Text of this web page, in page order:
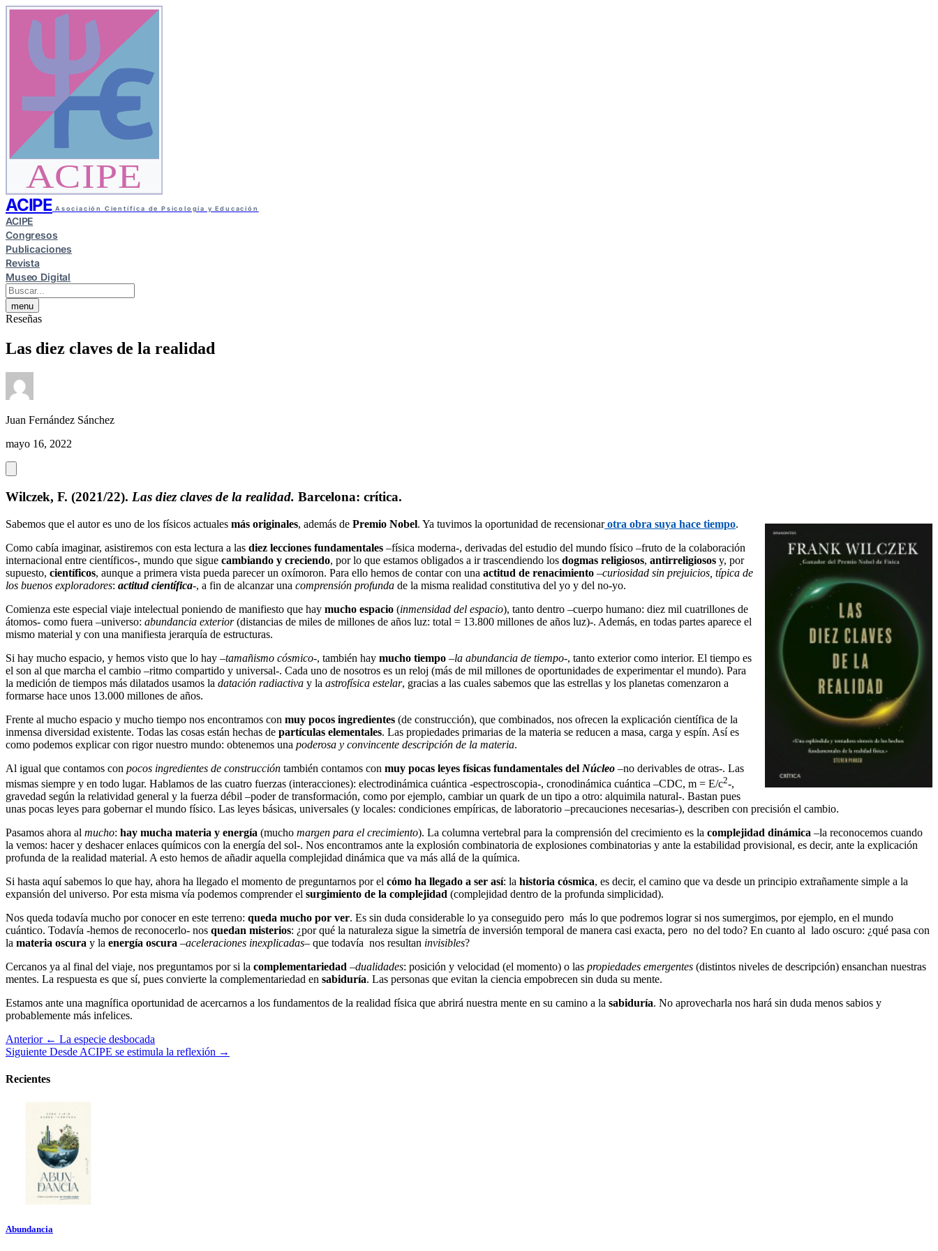
ACIPE
ACIPE Asociación Científica de Psicología y Educación
ACIPE
Congresos
Publicaciones
Revista
Museo Digital
menu
Reseñas
Las diez claves de la realidad
Juan Fernández Sánchez
mayo 16, 2022
Wilczek, F. (2021/22). Las diez claves de la realidad. Barcelona: crítica.
Sabemos que el autor es uno de los físicos actuales más originales, además de Premio Nobel. Ya tuvimos la oportunidad de recensionarotra obra suya hace tiempo.
Como cabía imaginar, asistiremos con esta lectura a las diez lecciones fundamentales –física moderna-, derivadas del estudio del mundo físico –fruto de la colaboración
internacional entre científicos-, mundo que sigue cambiando y creciendo, por lo que estamos obligados a ir trascendiendo los dogmas religiosos, antirreligiosos y, por
supuesto, científicos, aunque a primera vista pueda parecer un oxímoron. Para ello hemos de contar con una actitud de renacimiento –curiosidad sin prejuicios, típica de
los buenos exploradores: actitud científica-, a fin de alcanzar una comprensión profunda de la misma realidad constitutiva del yo y del no-yo.
Comienza este especial viaje intelectual poniendo de manifiesto que hay mucho espacio (inmensidad del espacio), tanto dentro –cuerpo humano: diez mil cuatrillones de
átomos- como fuera –universo: abundancia exterior(distancias de miles de millones de años luz: total = 13.800 millones de años luz)-. Además, en todas partes aparece el
mismo material y con una manifiesta jerarquía de estructuras.
Si hay mucho espacio, y hemos visto que lo hay –tamañismo cósmico-, también hay mucho tiempo –la abundancia de tiempo-, tanto exterior como interior. El tiempo es
el son al que marcha el cambio –ritmo compartido y universal-. Cada uno de nosotros es un reloj (más de mil millones de oportunidades de experimentar el mundo). Para
la medición de tiempos más dilatados usamos la datación radiactiva y la astrofísica estelar, gracias a las cuales sabemos que las estrellas y los planetas comenzaron a
formarse hace unos 13.000 millones de años.
Frente al mucho espacio y mucho tiempo nos encontramos con muy pocos ingredientes (de construcción), que combinados, nos ofrecen la explicación científica de la
inmensa diversidad existente. Todas las cosas están hechas de partículas elementales. Las propiedades primarias de la materia se reducen a masa, carga y espín. Así es
como podemos explicar con rigor nuestro mundo: obtenemos una poderosa y convincente descripción de la materia.
Al igual que contamos con pocos ingredientes de construcción también contamos con muy pocas leyes físicas fundamentales del Núcleo –no derivables de otras-. Las
mismas siempre y en todo lugar. Hablamos de las cuatro fuerzas (interacciones): electrodinámica cuántica -espectroscopia-, cronodinámica cuántica –CDC, m = E/c2-,
gravedad según la relatividad general y la fuerza débil –poder de transformación, como por ejemplo, cambiar un quark de un tipo a otro: alquimila natural-. Bastan pues
unas pocas leyes para gobernar el mundo físico. Las leyes básicas, universales (y locales: condiciones empíricas, de laboratorio –precauciones necesarias-), describen con precisión el cambio.
Pasamos ahora al mucho: hay mucha materia y energía (mucho margen para el crecimiento). La columna vertebral para la comprensión del crecimiento es la complejidad dinámica –la reconocemos cuando
la vemos: hacer y deshacer enlaces químicos con la energía del sol-. Nos encontramos ante la explosión combinatoria de explosiones combinatorias y ante la estabilidad provisional, es decir, ante la explicación
profunda de la realidad material. A esto hemos de añadir aquella complejidad dinámica que va más allá de la química.
Si hasta aquí sabemos lo que hay, ahora ha llegado el momento de preguntarnos por el cómo ha llegado a ser así: la historia cósmica, es decir, el camino que va desde un principio extrañamente simple a la
expansión del universo. Por esta misma vía podemos comprender el surgimiento de la complejidad (complejidad dentro de la profunda simplicidad).
Nos queda todavía mucho por conocer en este terreno: queda mucho por ver. Es sin duda considerable lo ya conseguido pero más lo que podremos lograr si nos sumergimos, por ejemplo, en el mundo
cuántico. Todavía -hemos de reconocerlo- nos quedan misterios: ¿por qué la naturaleza sigue la simetría de inversión temporal de manera casi exacta, pero no del todo? En cuanto al lado oscuro: ¿qué pasa con
la materia oscura y la energía oscura –aceleraciones inexplicadas– que todavía nos resultan invisibles?
Cercanos ya al final del viaje, nos preguntamos por si la complementariedad –dualidades: posición y velocidad (el momento) o las propiedades emergentes (distintos niveles de descripción) ensanchan nuestras
mentes. La respuesta es que sí, pues convierte la complementariedad en sabiduría. Las personas que evitan la ciencia empobrecen sin duda su mente.
Estamos ante una magnífica oportunidad de acercarnos a los fundamentos de la realidad física que abrirá nuestra mente en su camino a la sabiduría. No aprovecharla nos hará sin duda menos sabios y
probablemente más infelices.
Anterior ← La especie desbocada
Siguiente Desde ACIPE se estimula la reflexión →
Recientes
Abundancia